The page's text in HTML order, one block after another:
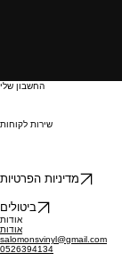
החשבון שלי
שירות לקוחות
מדיניות הפרטיות
ביטולים
אודות
אודות
salomonsvinyl@gmail.com
0526394134